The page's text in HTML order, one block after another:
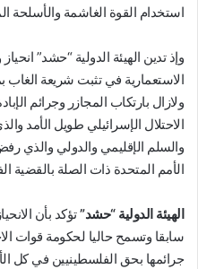
استخدام القوة الغاشمة والأسلحة
وإذ تدين الهيئة الدولية “حشد”
الاستعمارية في تثبت شريعة الغاب
ولازال بارتكاب المجازر وجرائم
الاحتلال الإسرائيلي طويل الأمد
والسلم الإقليمي والدولي والذي
الأمم المتحدة ذات الصلة بالقضية
الهيئة الدولية “حشد”تؤكد بأن
سابقا وتسمح حاليا لحكومة قوات
جرائمها بحق الفلسطينيين في كل